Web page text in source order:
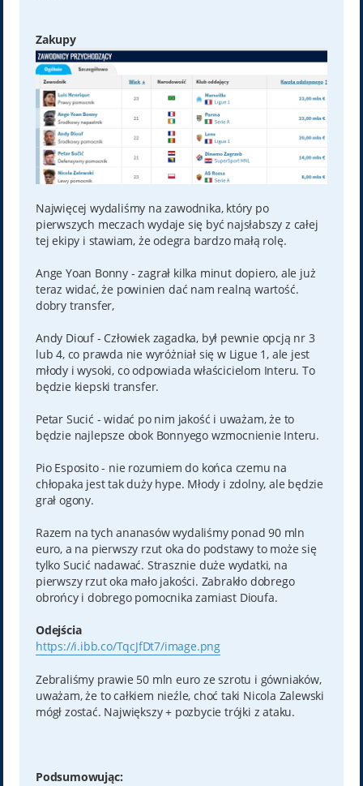
Zakupy
Najwięcej wydaliśmy na zawodnika, który po
pierwszych meczach wydaje się być najsłabszy z całej
tej ekipy i stawiam, że odegra bardzo małą rolę.
Ange Yoan Bonny - zagrał kilka minut dopiero, ale już
teraz widać, że powinien dać nam realną wartość.
dobry transfer,
Andy Diouf - Człowiek zagadka, był pewnie opcją nr 3
lub 4, co prawda nie wyróżniał się w Ligue 1, ale jest
młody i wysoki, co odpowiada właścicielom Interu. To
będzie kiepski transfer.
Petar Sucić - widać po nim jakość i uważam, że to
będzie najlepsze obok Bonnyego wzmocnienie Interu.
Pio Esposito - nie rozumiem do końca czemu na
chłopaka jest tak duży hype. Młody i zdolny, ale będzie
grał ogony.
Razem na tych ananasów wydaliśmy ponad 90 mln
euro, a na pierwszy rzut oka do podstawy to może się
tylko Sucić nadawać. Strasznie duże wydatki, na
pierwszy rzut oka mało jakości. Zabrakło dobrego
obrońcy i dobrego pomocnika zamiast Dioufa.
Odejścia
https://i.ibb.co/TqcJfDt7/image.png
Zebraliśmy prawie 50 mln euro ze szrotu i gówniaków,
uważam, że to całkiem nieźle, choć taki Nicola Zalewski
mógł zostać. Największy + pozbycie trójki z ataku.
Podsumowując: